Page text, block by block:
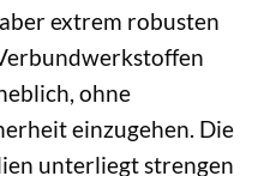
extrem robusten
ohne
einzugehen. Die
unterliegt strengen